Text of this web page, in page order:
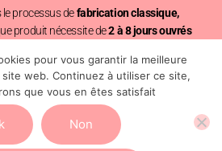
pour vous garantir la meilleure
web. Continuez à utiliser ce site,
que vous en êtes satisfait
Non
le processus defabrication classique,
produit nécessite de2 à 8 jours ouvrés
avec lafabrication prioritaire, votre
est traitée en seulement2 jours
suivi de l’expédition.
pouvez ajouter cette option au moment du